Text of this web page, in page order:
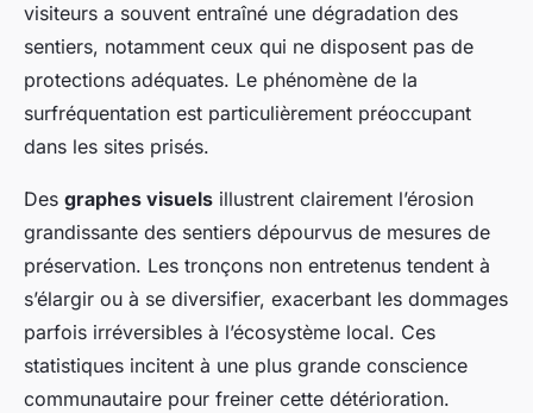
visiteurs a souvent entraîné une dégradation des
sentiers, notamment ceux qui ne disposent pas de
protections adéquates. Le phénomène de la
surfréquentation est particulièrement préoccupant
dans les sites prisés.
Des graphes visuels illustrent clairement l’érosion
grandissante des sentiers dépourvus de mesures de
préservation. Les tronçons non entretenus tendent à
s’élargir ou à se diversifier, exacerbant les dommages
parfois irréversibles à l’écosystème local. Ces
statistiques incitent à une plus grande conscience
communautaire pour freiner cette détérioration.